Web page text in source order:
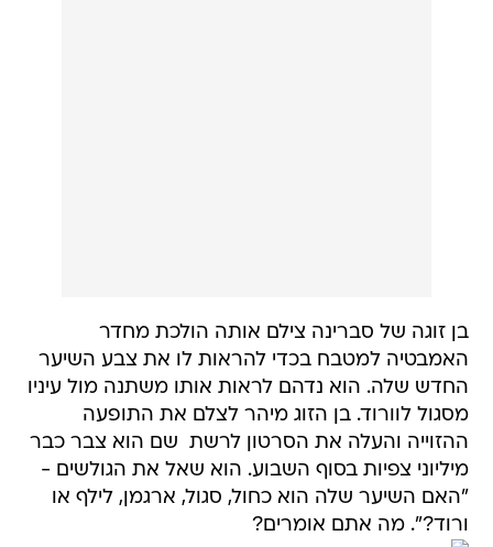
בן זוגה של סברינה צילם אותה הולכת מחדר
האמבטיה למטבח בכדי להראות לו את צבע השיער
החדש שלה. הוא נדהם לראות אותו משתנה מול עיניו
מסגול לוורוד. בן הזוג מיהר לצלם את התופעה
ההזוייה והעלה את הסרטון לרשת  שם הוא צבר כבר
מיליוני צפיות בסוף השבוע. הוא שאל את הגולשים -
"האם השיער שלה הוא כחול, סגול, ארגמן, לילף או
ורוד?". מה אתם אומרים?